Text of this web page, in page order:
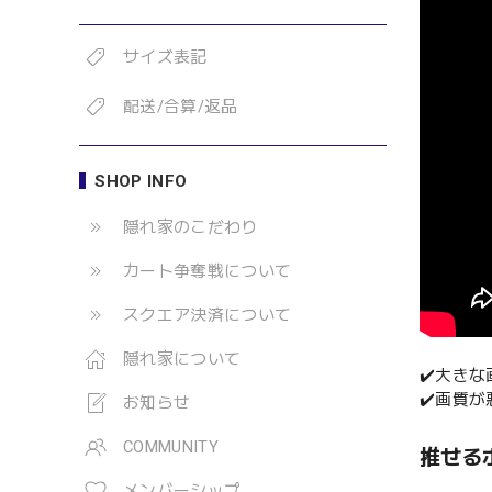
サイズ表記
配送/合算/返品
SHOP INFO
隠れ家のこだわり
カート争奪戦について
スクエア決済について
隠れ家について
お知らせ
COMMUNITY
✔️大きな
✔️画質が
推せる